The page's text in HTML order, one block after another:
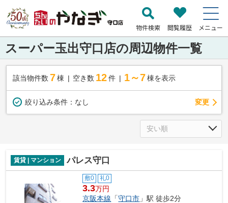
物件検索 閲覧履歴 メニュー
スーパー玉出守口店の周辺物件一覧
該当物件数 7棟 空き数 12 件 1～7 棟を表示
絞り込み条件： なし 変更
賃貸 | マンション パレス守口
敷0 礼0
3.3万円
京阪本線 「守口市 」駅 徒歩2分